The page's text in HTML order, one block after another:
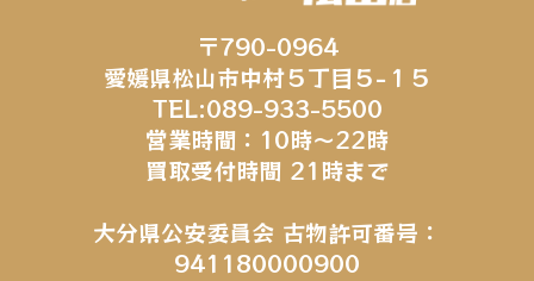
〒790-0964
愛媛県松山市中村５丁目５−１５
TEL:089-933-5500
営業時間：10時～22時
買取受付時間 21時まで
大分県公安委員会 古物許可番号：
941180000900